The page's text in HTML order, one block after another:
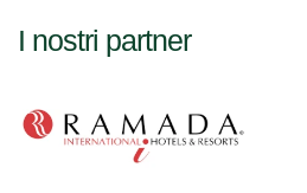
I nostri partner